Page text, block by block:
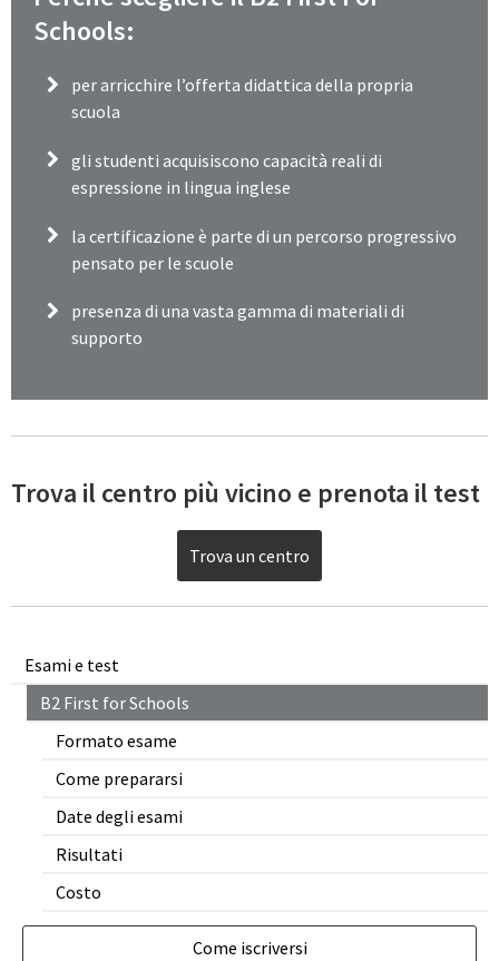
Esami e test
B2 First for Schools
Formato esame
Come prepararsi
Date degli esami
Risultati
Costo
Come iscriversi
Schools:
per arricchire l’offerta didattica della propria
scuola
gli studenti acquisiscono capacità reali di
espressione in lingua inglese
la certificazione è parte di un percorso progressivo
pensato per le scuole
presenza di una vasta gamma di materiali di
supporto
Trova il centro più vicino e prenota il test
Trova un centro